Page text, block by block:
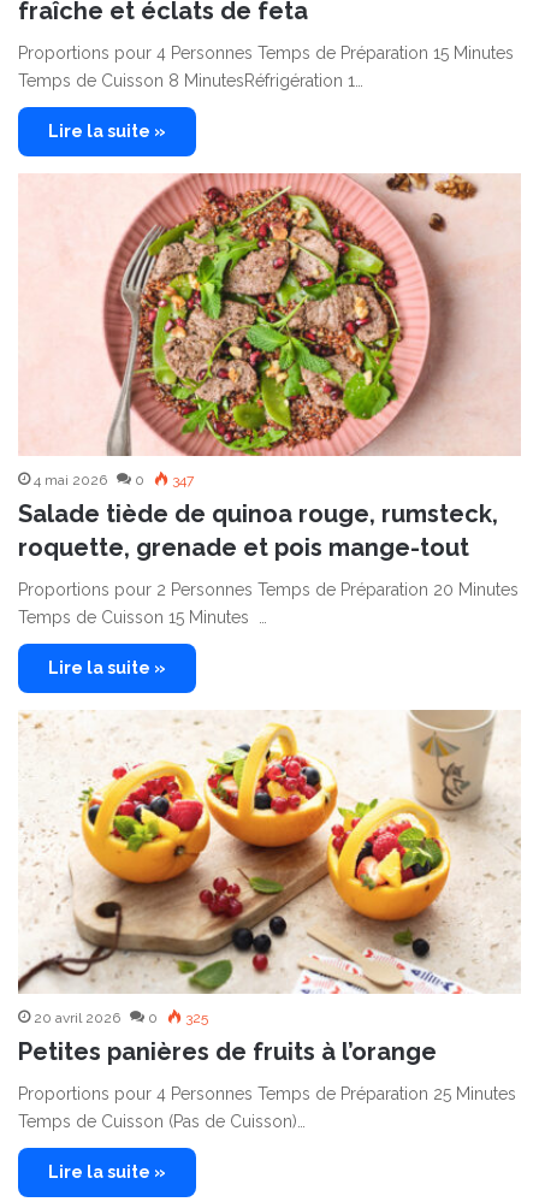
fraîche et éclats de feta
Proportions pour 4 Personnes Temps de Préparation 15 Minutes
Temps de Cuisson 8 MinutesRéfrigération 1…
Lire la suite »
4 mai 2026 0 347
Salade tiède de quinoa rouge, rumsteck,
roquette, grenade et pois mange-tout
Proportions pour 2 Personnes Temps de Préparation 20 Minutes
Temps de Cuisson 15 Minutes …
Lire la suite »
20 avril 2026 0 325
Petites panières de fruits à l’orange
Proportions pour 4 Personnes Temps de Préparation 25 Minutes
Temps de Cuisson (Pas de Cuisson)…
Lire la suite »